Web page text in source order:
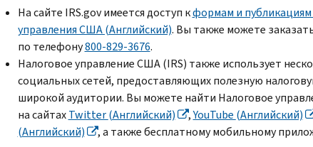
На сайте IRS.govимеется доступ кформам и публикациям
управления США (Английский). Вы также можете
по телефону800-829-3676.
Налоговое управление США (IRS) также использует
социальных сетей, предоставляющих полезную
широкой аудитории. Вы можете найти Налоговое
на сайтахTwitter(Английский) ,YouTube (Английский)
(Английский)
, а также бесплатному мобильному